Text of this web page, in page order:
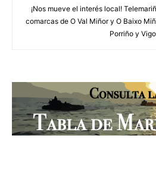
¡Nos mueve el interés local!
comarcas de O Val Miñor y O Baixo
Porriño y